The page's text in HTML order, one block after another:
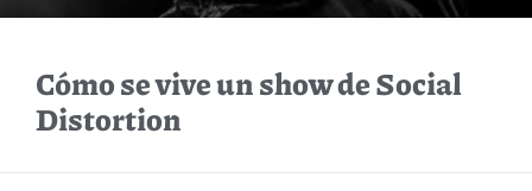
Cómo se vive un show de Social
Distortion